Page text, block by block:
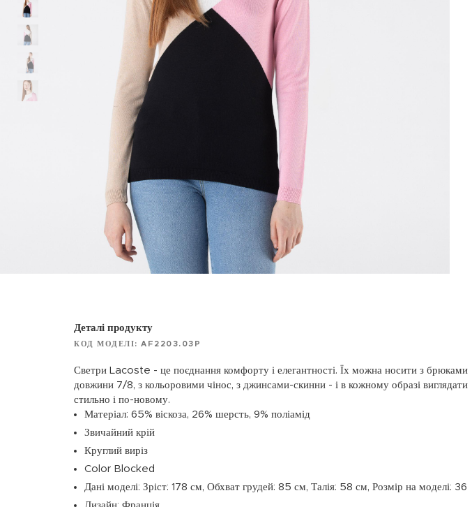
Деталі продукту
КОД МОДЕЛІ: AF2203.03P
Светри Lacoste - це поєднання комфорту і елегантності. Їх можна носити з брюками
довжини 7/8, з кольоровими чінос, з джинсами-скинни - і в кожному образі виглядати
стильно і по-новому.
Матеріал: 65% віскоза, 26% шерсть, 9% поліамід
Звичайний крій
Круглий виріз
Color Blocked
Дані моделі: Зріст: 178 см, Обхват грудей: 85 см, Талія: 58 см, Розмір на моделі: 36